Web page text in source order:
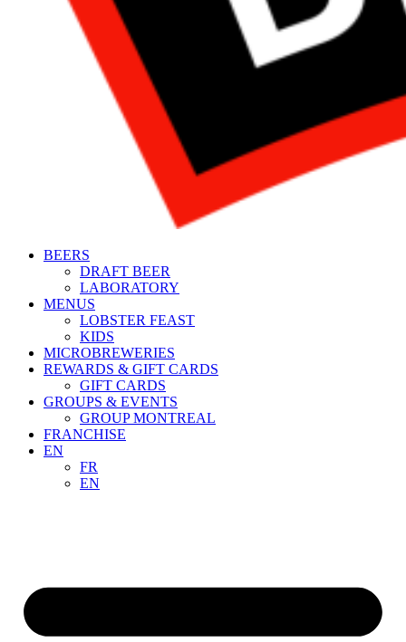
BEERS
DRAFT BEER
LABORATORY
MENUS
LOBSTER FEAST
KIDS
MICROBREWERIES
REWARDS & GIFT CARDS
GIFT CARDS
GROUPS & EVENTS
GROUP MONTREAL
FRANCHISE
EN
FR
EN